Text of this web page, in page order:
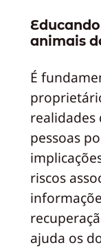
animais
É
realidades
pessoas
riscos
ajuda os